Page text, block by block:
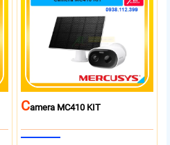
CAmera MC410 KIT